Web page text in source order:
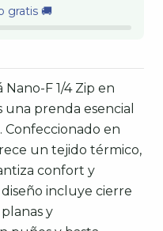
gratis 🚚
F 1/4 Zip en
prenda esencial
Confeccionado en
un tejido térmico,
confort y
incluye cierre
y